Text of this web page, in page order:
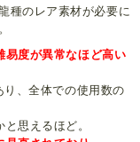
種のレア素材が必要に
易度が異常なほど高い
、全体での使用数の
思えるほど。